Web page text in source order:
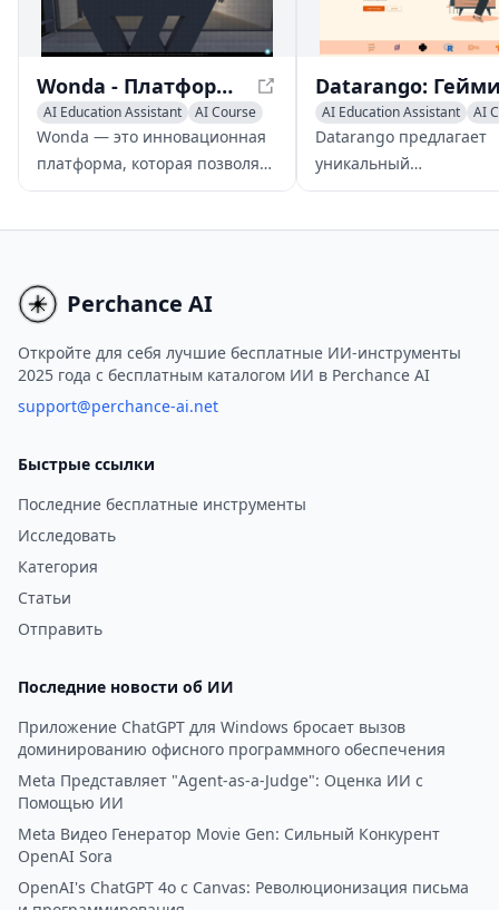
Wonda - Платформа для иммерсивного обучения и сотрудничества
AI Education Assistant
AI Course
AI Tutorial
Wonda — это инновационная
платформа, которая позволяет
пользователям легко
опытам, обеспечивая
совместное обучение на
различных устройствах,
включая VR-гарнитуры,
мобильные устройства,
компьютеры.
AI Education Assistant
AI
AI Quizzes
Datarango предлагает
уникальный
геймифицированный
проблемы.
Perchance AI
Откройте для себя лучшие бесплатные ИИ-инструменты
2025 года с бесплатным каталогом ИИ в Perchance AI
support@perchance-ai.net
Быстрые ссылки
Последние бесплатные инструменты
Исследовать
Категория
Статьи
Отправить
Последние новости об ИИ
Приложение ChatGPT для Windows бросает вызов
доминированию офисного программного обеспечения
Meta Представляет "Agent-as-a-Judge": Оценка ИИ с
Помощью ИИ
Meta Видео Генератор Movie Gen: Сильный Конкурент
OpenAI Sora
OpenAI's ChatGPT 4o с Canvas: Революционизация письма